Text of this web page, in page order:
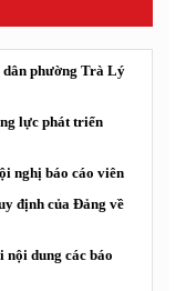
phường Trà Lý
lực phát triển
nghị báo cáo viên
định của Đảng về
dung các báo